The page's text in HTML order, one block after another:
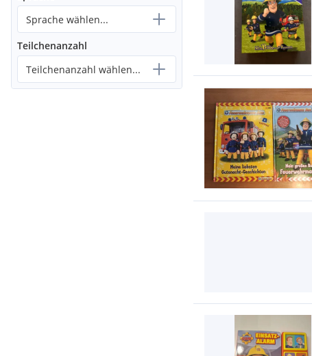
Sprache wählen...
Teilchenanzahl
Teilchenanzahl wählen...